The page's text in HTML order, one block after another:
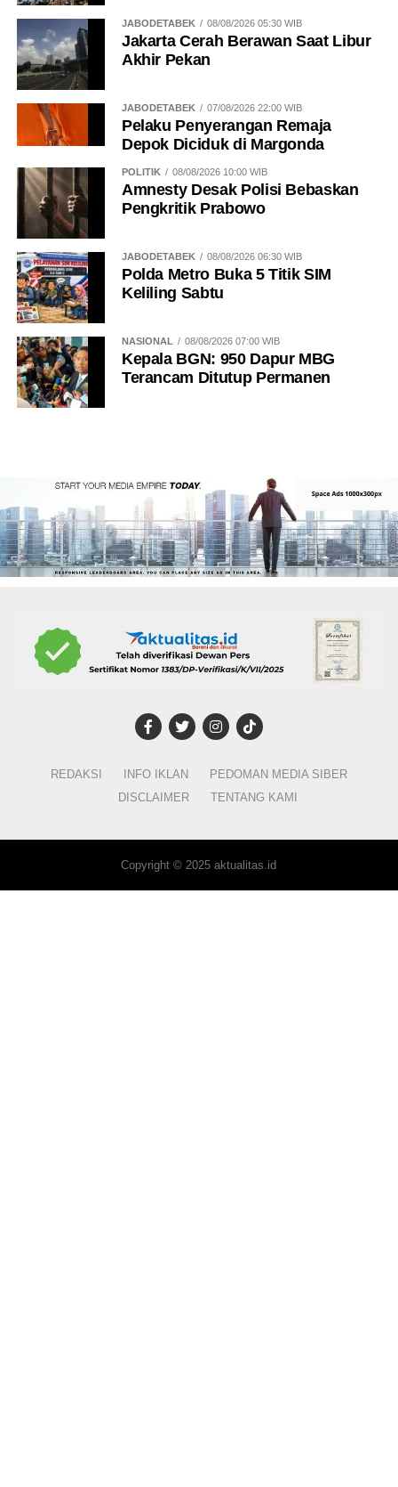
JABODETABEK 08/08/2026 05:30 WIB
Jakarta Cerah Berawan Saat Libur
Akhir Pekan
JABODETABEK 07/08/2026 22:00 WIB
Pelaku Penyerangan Remaja
Depok Diciduk di Margonda
POLITIK 08/08/2026 10:00 WIB
Amnesty Desak Polisi Bebaskan
Pengkritik Prabowo
JABODETABEK 08/08/2026 06:30 WIB
Polda Metro Buka 5 Titik SIM
Keliling Sabtu
NASIONAL 08/08/2026 07:00 WIB
Kepala BGN: 950 Dapur MBG
Terancam Ditutup Permanen
REDAKSI INFO IKLAN
PEDOMAN MEDIA SIBER
DISCLAIMER
TENTANG KAMI
Copyright © 2025 aktualitas.id